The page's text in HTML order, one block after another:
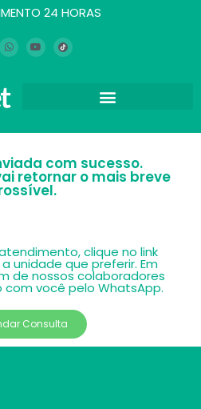
24 HORAS
com sucesso.
retornar o mais breve
clique no link
unidade que preferir. Em
de nossos colaboradores
você pelo WhatsApp.
Consulta